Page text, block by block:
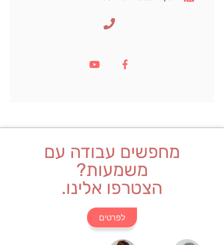
מחפשים עבודה עם
משמעות?
הצטרפו אלינו.
לפרטים